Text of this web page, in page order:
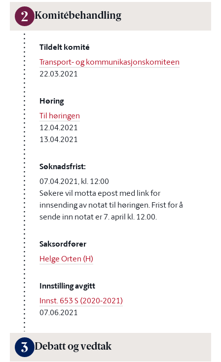
2 Komitébehandling
Tildelt komité
Transport- og kommunikasjonskomiteen
22.03.2021
Høring
Til høringen
12.04.2021
13.04.2021
Søknadsfrist:
07.04.2021, kl. 12:00
Søkere vil motta epost med link for
innsending av notat til høringen. Frist for å
sende inn notat er 7. april kl. 12.00.
Saksordfører
Helge Orten (H)
Innstilling avgitt
Innst. 653 S (2020-2021)
07.06.2021
3 Debatt og vedtak